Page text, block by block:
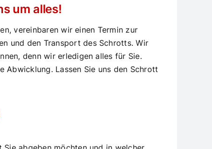
um alles!
vereinbaren wir einen Termin zur
und den Transport des Schrotts. Wir
denn wir erledigen alles für Sie.
Abwicklung. Lassen Sie uns den Schrott